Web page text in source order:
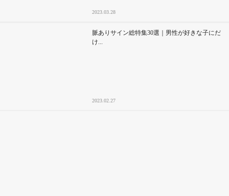
2023.03.28
脈ありサイン総特集30選｜男性が好きな子にだ
け...
2023.02.27